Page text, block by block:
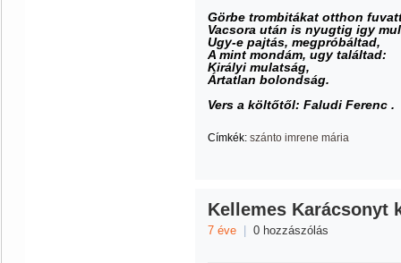
Görbe trombitákat otthon
Vacsora után is nyugtig igy
Ugy-e pajtás, megpróbáltad,
A mint mondám, ugy találtad:
Királyi mulatság,
Ártatlan bolondság.
Vers a költőtől: Faludi Ferenc .
Címkék: szánto imrene mária
Kellemes Karácsonyt
7 éve 0 hozzászólás